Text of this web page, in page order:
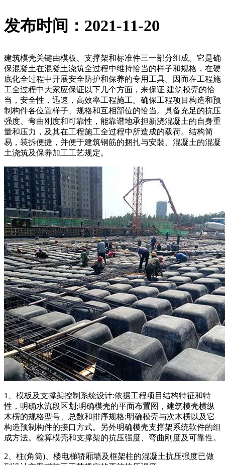
发布时间：2021-11-20
建筑模壳关键由模板、支撑架和标准件三一部分组成。它是确
保混凝土在混凝土浇筑全过程中维持恰当的样子和规格，在硬
底化全过程中开展安全防护和保养的专用工具。因而在工程施
工全过程中大家应保证以下几个方面，来保证 建筑模壳的恰
当，安全性，迅速，高效率工程施工。确保工程项目构造和预
制构件各位置样子、规格和互相部位的恰当。具备充足的抗压
强度、弯曲刚度和可靠性，能靠谱地承担新浇混凝土的自身重
量和压力，及其在工程施工全过程中所造成的载荷。结构简
易，装拆便捷，并便于建筑钢筋的捆扎与安裝、混凝土的混凝
土浇筑及保养加工工艺规定。
1、模板及支撑架控制系统设计:依据工程项目结构特征和特
性，明确水流段区划;明确模壳的平面布置图，建筑模壳横纵
木楞的规格型号、总数和排序规格;明确模壳与次木楞以及它
构造预制构件的接口方式。另外明确模壳支撑架系统软件的组
成方法。检算模壳和支撑架的抗压强度、弯曲刚度及可靠性。
2、柱(角筒)、楼电梯轿厢墙及框架柱的混凝土抗压强度已做